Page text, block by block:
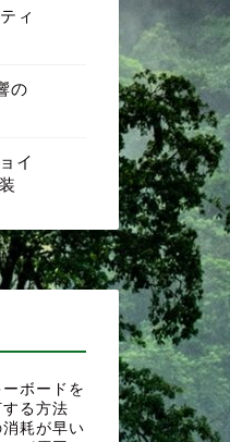
ィ
の
イ
ーボードを
る方法
消耗が早い